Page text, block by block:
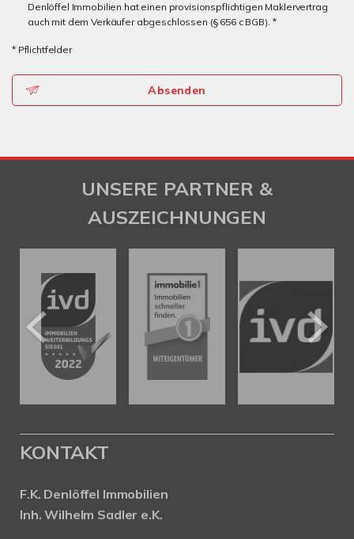
Denlöffel Immobilien hat einen provisionspflichtigen Maklervertrag
auch mit dem Verkäufer abgeschlossen (§ 656 c BGB). *
* Pflichtfelder
Absenden
UNSERE PARTNER &
AUSZEICHNUNGEN
KONTAKT
F.K. Denlöffel Immobilien
Inh. Wilhelm Sadler e.K.